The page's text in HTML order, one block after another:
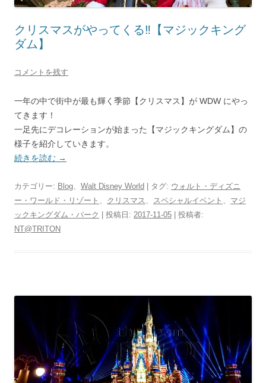
クリスマスがやってくる‼【マジックキング
ダム】
コメントを残す
一年の中で街中が最も輝く季節【クリスマス】が WDW にやっ
てきます！
一足先にデコレーションが始まった【マジックキングダム】の
様子を紹介していきます。
続きを読む →
カテゴリー: Blog、 Walt Disney World | タグ: ウォルト・ディズニ
ー・ワールド・リゾート 、 クリスマス 、 スペシャルイベント 、 マジ
ックキングダム・パーク
| 投稿日: 2017-11-05
投稿者:
NT@TRITON